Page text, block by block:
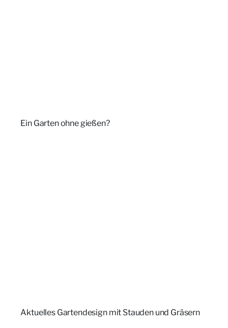
Ein Garten ohne gießen?
Aktuelles Gartendesign mit Stauden und Gräsern